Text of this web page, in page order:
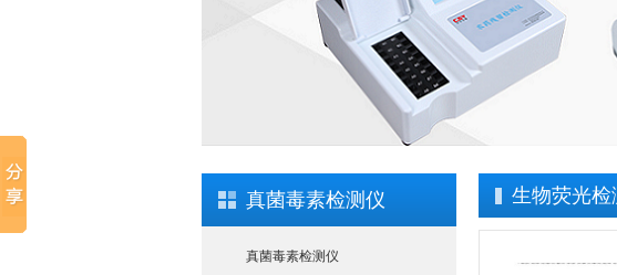
真菌毒素检测仪
真菌毒素检测仪
生物荧光检